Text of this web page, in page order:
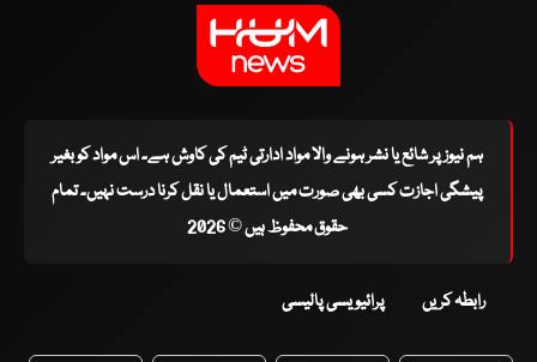
ہم نیوز پر شائع یا نشر ہونے والا مواد ادارتی ٹیم کی کاوش ہے۔ اس مواد کو بغیر
پیشگی اجازت کسی بھی صورت میں استعمال یا نقل کرنا درست نہیں۔ تمام
حقوق محفوظ ہیں © 2026
رابطہ کریں پرائیویسی پالیسی